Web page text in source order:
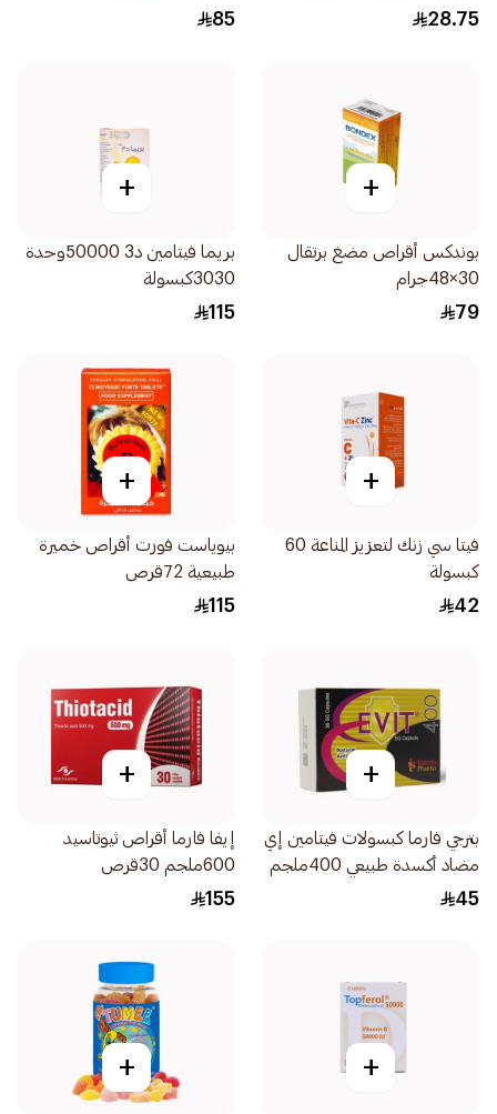
20قرص
28.75
85
+
بوندكس أقراص مضغ برتقال
30×48جرام
79
+
بريما فيتامين د3 50000وحدة
3030كبسولة
115
+
فيتا سي زنك لتعزيز المناعة 60
كبسولة
42
+
بيوياست فورت أقراص خميرة
طبيعية 72قرص
115
+
بترجي فارما كبسولات فيتامين إي
مضاد أكسدة طبيعي 400ملجم
30كبسولة
45
+
إيفا فارما أقراص ثيوتاسيد
600ملجم 30قرص
155
+
+